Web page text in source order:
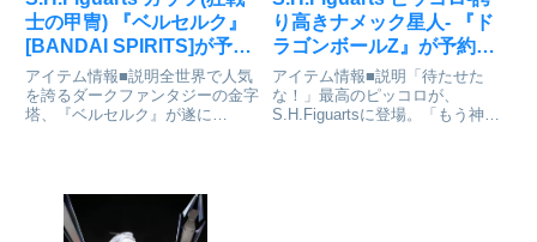
士の甲冑) 『ベルセルク』
[BANDAI SPIRITS]が予約
受付中
アイテム情報■説明全世界で人気
を誇るダークファンタジーの金字
塔、『ベルセルク』が遂に
てありゃしねえのさ」全世界で人
気を誇るダークファンタジ...
り高きナメック星人- 『ド
ラゴンボールZ』が予約受
付中
アイテム情報■説明「待たせた
な！」最高のピッコロが、
S.H.Figuartsに登場。「もう神で